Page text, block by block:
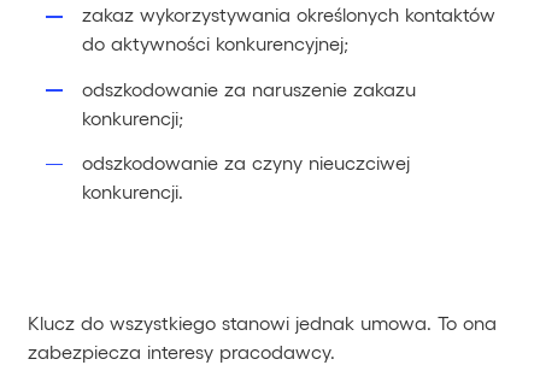
zakaz wykorzystywania określonych kontaktów
do aktywności konkurencyjnej;
odszkodowanie za naruszenie zakazu
konkurencji;
odszkodowanie za czyny nieuczciwej
konkurencji.
Klucz do wszystkiego stanowi jednak umowa. To ona
zabezpiecza interesy pracodawcy.